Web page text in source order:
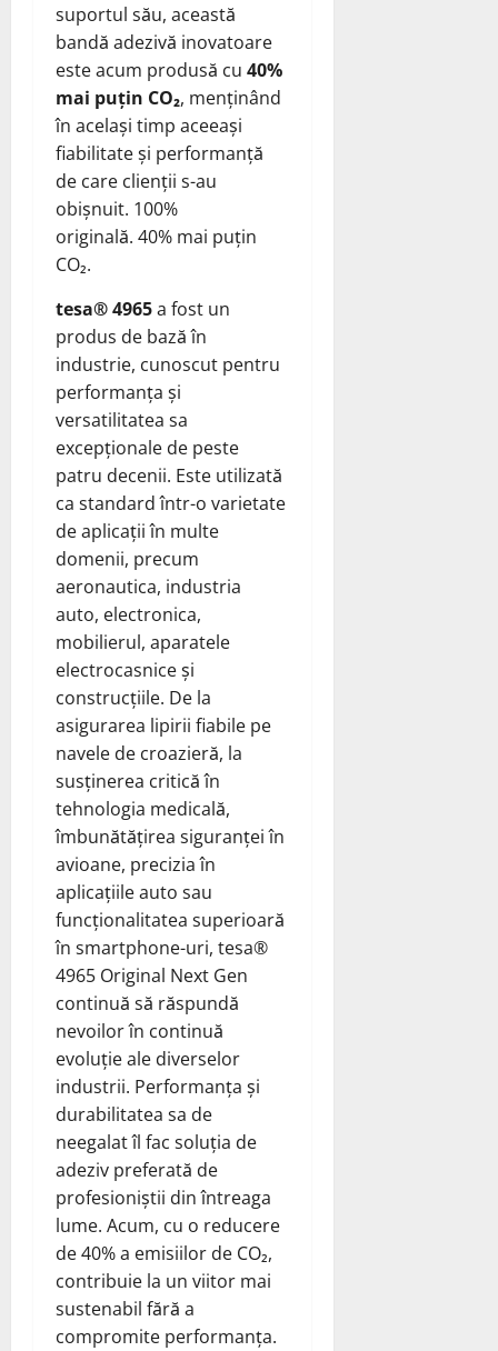
suportul său, această
bandă adezivă inovatoare
este acum produsă cu 40%
mai puțin CO₂, menținând
în același timp aceeași
fiabilitate și performanță
de care clienții s-au
obișnuit. 100%
originală. 40% mai puțin
CO₂.
tesa® 4965a fost un
produs de bază în
industrie, cunoscut pentru
performanța și
versatilitatea sa
excepționale de peste
patru decenii. Este utilizată
ca standard într-o varietate
de aplicații în multe
domenii, precum
aeronautica, industria
auto, electronica,
mobilierul, aparatele
electrocasnice și
construcțiile. De la
asigurarea lipirii fiabile pe
navele de croazieră, la
susținerea critică în
tehnologia medicală,
îmbunătățirea siguranței în
avioane, precizia în
aplicațiile auto sau
funcționalitatea superioară
în smartphone-uri, tesa®
4965 Original Next Gen
continuă să răspundă
nevoilor în continuă
evoluție ale diverselor
industrii. Performanța și
durabilitatea sa de
neegalat îl fac soluția de
adeziv preferată de
profesioniștii din întreaga
lume. Acum, cu o reducere
de 40% a emisiilor de CO₂,
contribuie la un viitor mai
sustenabil fără a
compromite performanța.